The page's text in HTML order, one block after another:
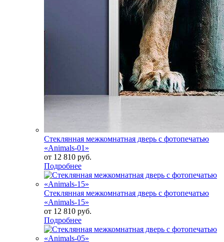
Стеклянная межкомнатная дверь с фотопечатью
«Animals-01»
от 12 810 руб.
Подробнее
Стеклянная межкомнатная дверь с фотопечатью
«Animals-15»
от 12 810 руб.
Подробнее